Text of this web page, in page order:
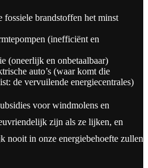
fossiele brandstoffen het minst
(inefficiënt en
(oneerlijk en onbetaalbaar)
auto’s (waar komt die
de vervuilende energiecentrales)
voor windmolens en
zijn als ze lijken, en
nooit in onze energiebehoefte zullen